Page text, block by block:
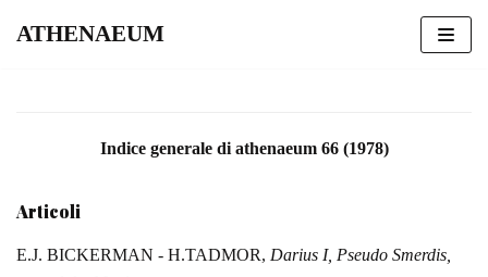
ATHENAEUM
Indice generale di athenaeum 66 (1978)
Articoli
E.J. BICKERMAN - H.TADMOR, Darius I, Pseudo Smerdis,